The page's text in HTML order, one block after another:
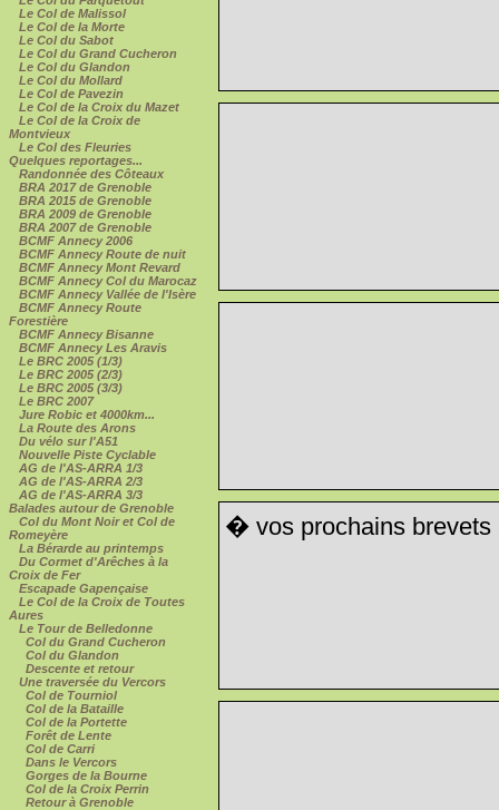
Le Col de Malissol
Le Col de la Morte
Le Col du Sabot
Le Col du Grand Cucheron
Le Col du Glandon
Le Col du Mollard
Le Col de Pavezin
Le Col de la Croix du Mazet
Le Col de la Croix de
Montvieux
Le Col des Fleuries
Quelques reportages...
Randonnée des Côteaux
BRA 2017 de Grenoble
BRA 2015 de Grenoble
BRA 2009 de Grenoble
BRA 2007 de Grenoble
BCMF Annecy 2006
BCMF Annecy Route de nuit
BCMF Annecy Mont Revard
BCMF Annecy Col du Marocaz
BCMF Annecy Vallée de l'Isère
BCMF Annecy Route
Forestière
BCMF Annecy Bisanne
BCMF Annecy Les Aravis
Le BRC 2005 (1/3)
Le BRC 2005 (2/3)
Le BRC 2005 (3/3)
Le BRC 2007
Jure Robic et 4000km...
La Route des Arons
Du vélo sur l'A51
Nouvelle Piste Cyclable
AG de l'AS-ARRA 1/3
AG de l'AS-ARRA 2/3
AG de l'AS-ARRA 3/3
Balades autour de Grenoble
Col du Mont Noir et Col de
Romeyère
La Bérarde au printemps
Du Cormet d'Arêches à la
Croix de Fer
Escapade Gapençaise
Le Col de la Croix de Toutes
Aures
Le Tour de Belledonne
Col du Grand Cucheron
Col du Glandon
Descente et retour
Une traversée du Vercors
Col de Tourniol
Col de la Bataille
Col de la Portette
Forêt de Lente
Col de Carri
Dans le Vercors
Gorges de la Bourne
Col de la Croix Perrin
Retour à Grenoble
� vos prochains brevets